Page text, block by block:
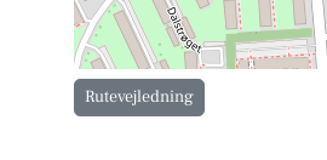
Rutevejledning